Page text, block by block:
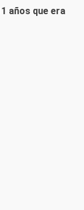
años que era